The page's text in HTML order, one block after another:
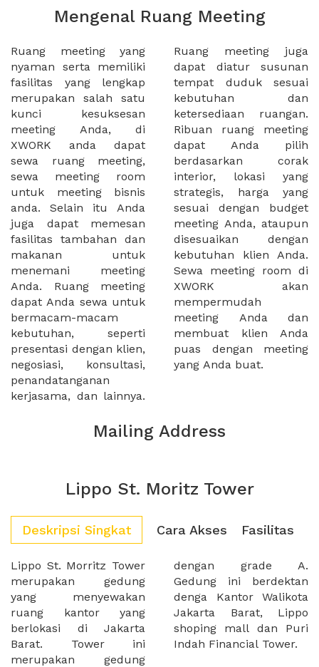
Mengenal Ruang Meeting
Ruang meeting yang
nyaman serta memiliki
fasilitas yang lengkap
merupakan salah satu
kunci kesuksesan
meeting Anda, di
XWORK anda dapat
sewa ruang meeting,
sewa meeting room
untuk meeting bisnis
anda. Selain itu Anda
juga dapat memesan
fasilitas tambahan dan
makanan untuk
menemani meeting
Anda. Ruang meeting
dapat Anda sewa untuk
bermacam-macam
kebutuhan, seperti
presentasi dengan klien,
negosiasi, konsultasi,
penandatanganan
kerjasama, dan lainnya.
Ruang meeting juga
dapat diatur susunan
tempat duduk sesuai
kebutuhan dan
ketersediaan ruangan.
Ribuan ruang meeting
dapat Anda pilih
berdasarkan corak
interior, lokasi yang
strategis, harga yang
sesuai dengan budget
meeting Anda, ataupun
disesuaikan dengan
kebutuhan klien Anda.
Sewa meeting room di
XWORK akan
mempermudah
meeting Anda dan
membuat klien Anda
puas dengan meeting
yang Anda buat.
Mailing Address
Lippo St. Moritz Tower
Deskripsi Singkat Cara Akses Fasilitas
Lippo St. Morritz Tower
merupakan gedung
yang menyewakan
ruang kantor yang
berlokasi di Jakarta
Barat. Tower ini
merupakan gedung
dengan grade A.
Gedung ini berdektan
denga Kantor Walikota
Jakarta Barat, Lippo
shoping mall dan Puri
Indah Financial Tower.